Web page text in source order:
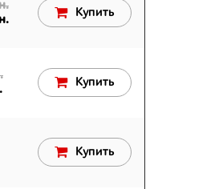
Купить
Купить
Купить